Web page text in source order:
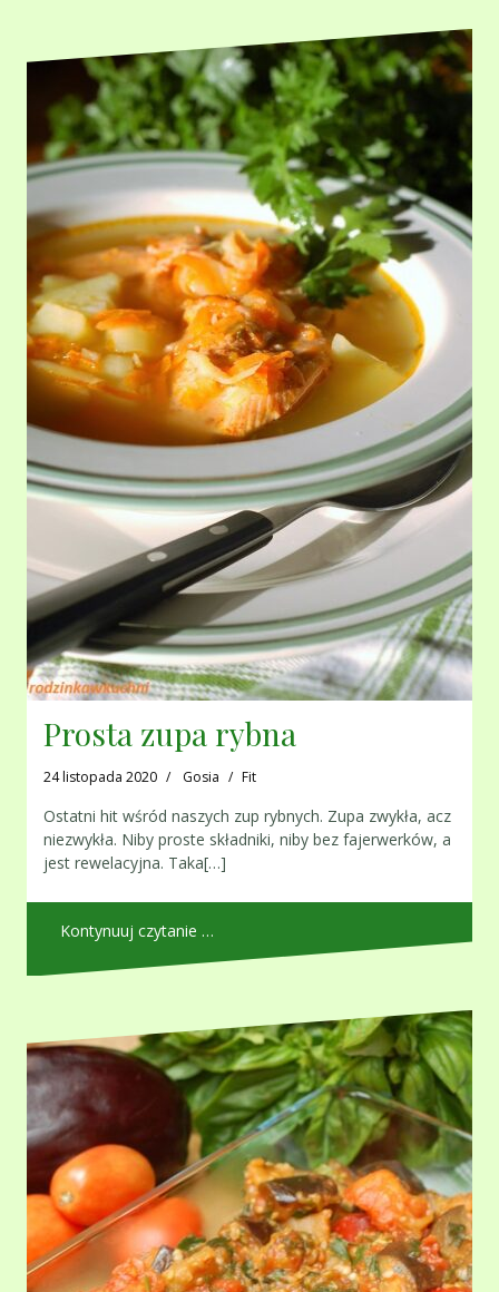
Prosta zupa rybna
24 listopada 2020 Gosia Fit
Ostatni hit wśród naszych zup rybnych. Zupa zwykła, acz
niezwykła. Niby proste składniki, niby bez fajerwerków, a
jest rewelacyjna. Taka[…]
Kontynuuj czytanie …